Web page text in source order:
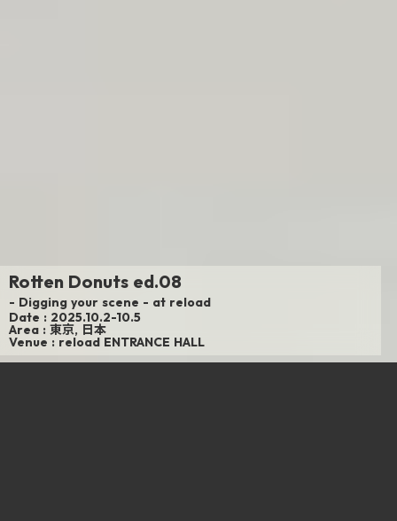
Rotten Donuts ed.08
- Digging your scene - at reload
Date : 2025.10.2-10.5
Area : 東京, 日本
Venue : reload ENTRANCE HALL